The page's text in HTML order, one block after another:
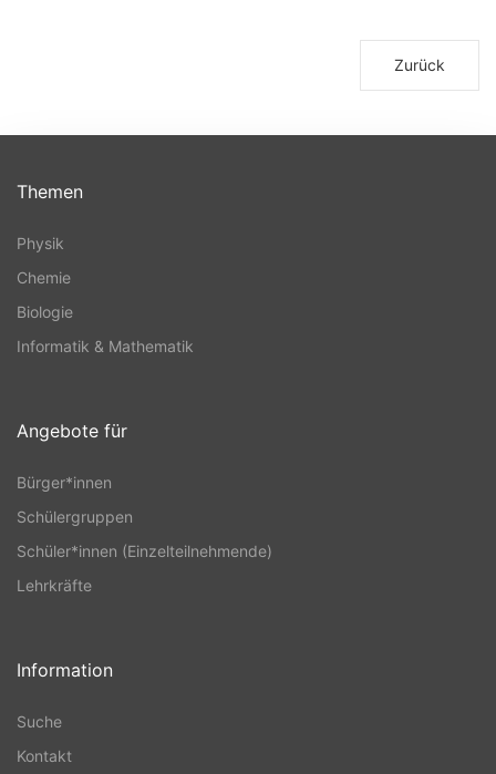
Zurück
Themen
Physik
Chemie
Biologie
Informatik & Mathematik
Angebote für
Bürger*innen
Schülergruppen
Schüler*innen (Einzelteilnehmende)
Lehrkräfte
Information
Suche
Kontakt